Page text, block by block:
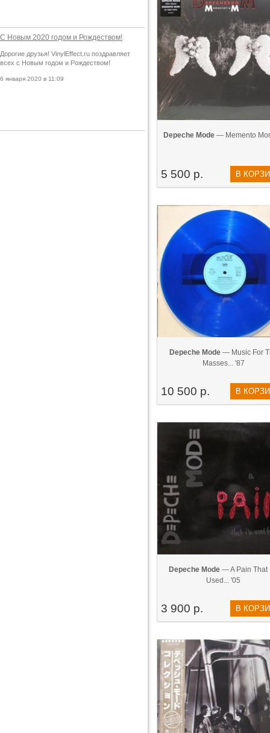
С Новым 2020 годом и Рождеством!
Дорогие друзья! VinylEffect.ru поздравляет
всех с Новым годом и Рождеством!
6 января 2020 в 11:09
Depeche Mode— Memento
5 500 р. В
Depeche Mode— Music For
Masses... '87
10 500 р. В
Depeche Mode— A Pain That
Used... '05
3 900 р. В